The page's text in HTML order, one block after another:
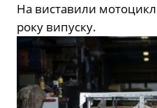
На виставили мотоцикл
року випуску.